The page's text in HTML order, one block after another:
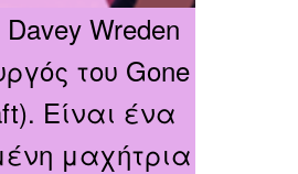
Wreden
του Gone
Είναι ένα
μαχήτρια